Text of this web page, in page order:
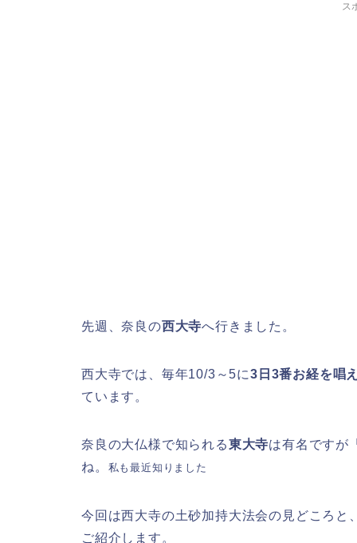
ス
先週、奈良の西大寺へ行きました。
西大寺では、毎年10/3～5に3日3番お経を唱
ています。
奈良の大仏様で知られる東大寺は有名ですが
ね。 私も最近知りました
今回は西大寺の土砂加持大法会の見どころ
ご紹介します。